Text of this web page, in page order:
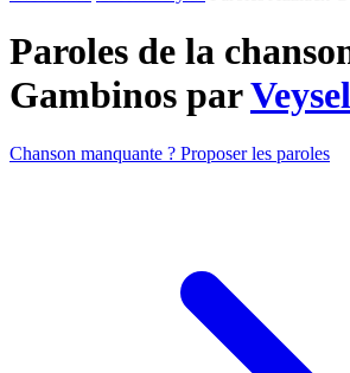
Paroles de la
Gambinos parVeysel
Chanson manquante ? Proposer les paroles